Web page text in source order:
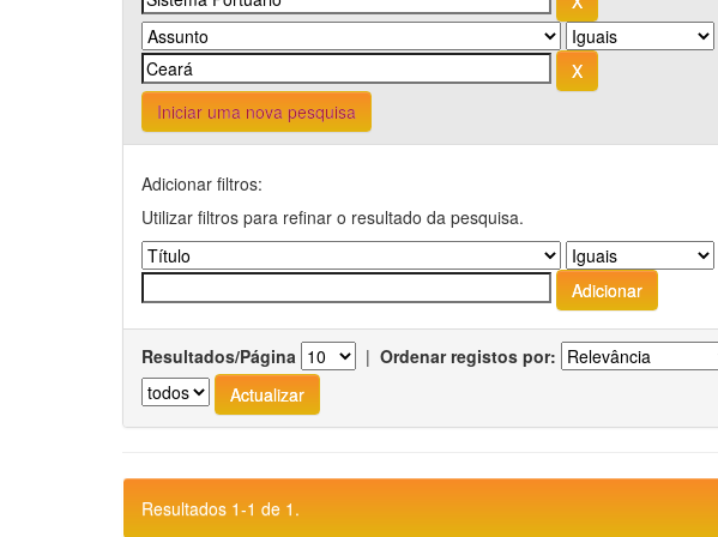
Iniciar uma nova pesquisa
Adicionar filtros:
Utilizar filtros para refinar o resultado da pesquisa.
Resultados/Página | Ordenar registos por:
Resultados 1-1 de 1.